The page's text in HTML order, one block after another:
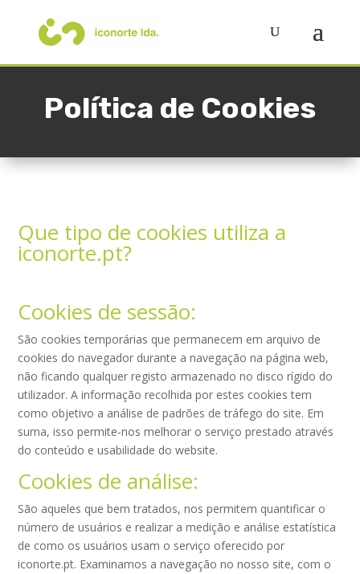
Política de Cookies
Que tipo de cookies utiliza a
iconorte.pt?
Cookies de sessão:
São cookies temporárias que permanecem em arquivo de
cookies do navegador durante a navegação na página web,
não ficando qualquer registo armazenado no disco rígido do
utilizador. A informação recolhida por estes cookies tem
como objetivo a análise de padrões de tráfego do site. Em
suma, isso permite-nos melhorar o serviço prestado através
do conteúdo e usabilidade do website.
Cookies de análise:
São aqueles que bem tratados, nos permitem quantificar o
número de usuários e realizar a medição e análise estatística
de como os usuários usam o serviço oferecido por
iconorte.pt. Examinamos a navegação no nosso site, com o